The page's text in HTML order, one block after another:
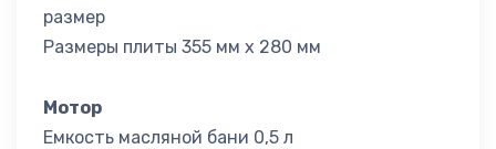
размер
Размеры плиты 355 мм x 280 мм
Мотор
Емкость масляной бани 0,5 л